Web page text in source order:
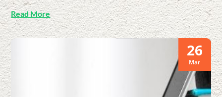
Read More
26
Mar